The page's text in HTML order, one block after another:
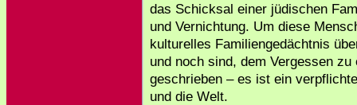
das Schicksal einer jüdischen
und Vernichtung. Um diese
kulturelles Familiengedächtnis
und noch sind, dem Vergessen
geschrieben – es ist ein
und die Welt.